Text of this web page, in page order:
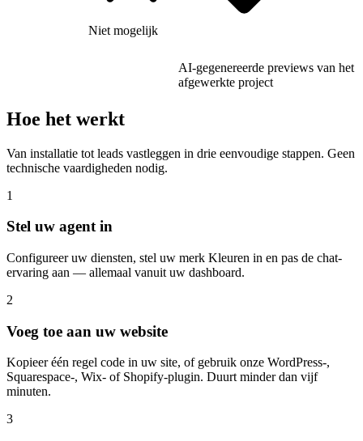
Niet mogelijk
AI-gegenereerde previews van het
afgewerkte project
Hoe het werkt
Van installatie tot leads vastleggen in drie eenvoudige stappen. Geen
technische vaardigheden nodig.
1
Stel uw agent in
Configureer uw diensten, stel uw merk Kleuren in en pas de chat-
ervaring aan — allemaal vanuit uw dashboard.
2
Voeg toe aan uw website
Kopieer één regel code in uw site, of gebruik onze WordPress-,
Squarespace-, Wix- of Shopify-plugin. Duurt minder dan vijf
minuten.
3